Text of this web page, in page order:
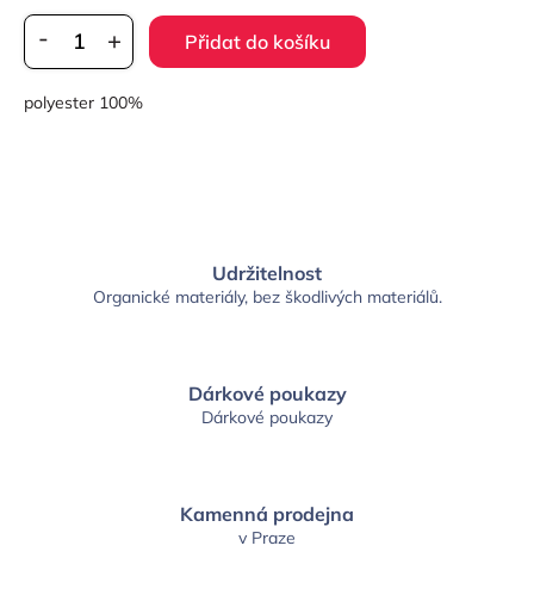
Přidat do košíku
polyester 100%
Udržitelnost
Organické materiály, bez škodlivých materiálů.
Dárkové poukazy
Dárkové poukazy
Kamenná prodejna
v Praze